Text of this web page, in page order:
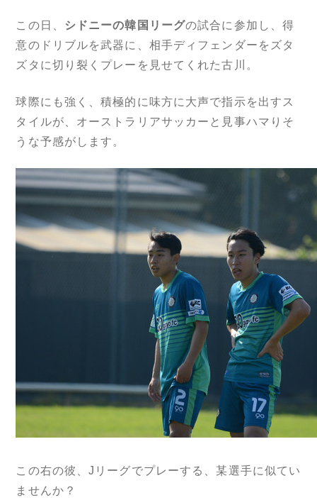
この日、 シドニーの韓国リーグの試合に参加し、得
意のドリブルを武器に、相手ディフェンダーをズタ
ズタに切り裂くプレーを見せてくれた古川。
球際にも強く、積極的に味方に大声で指示を出すス
タイルが、オーストラリアサッカーと見事ハマりそ
うな予感がします。
この右の彼、Jリーグでプレーする、某選手に似てい
ませんか？